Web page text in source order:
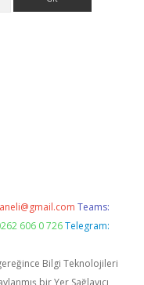
Teams:
606 0 726 Telegram:
Bilgi Teknolojileri
bir Yer Sağlayıcı